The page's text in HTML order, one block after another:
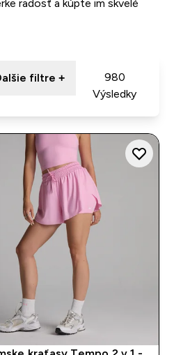
radosť a kúpte im skvelé
filtre +
980
Výsledky